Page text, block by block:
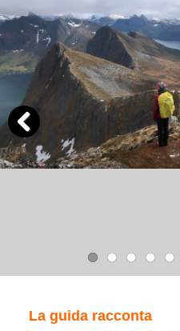
Previous
La guida racconta